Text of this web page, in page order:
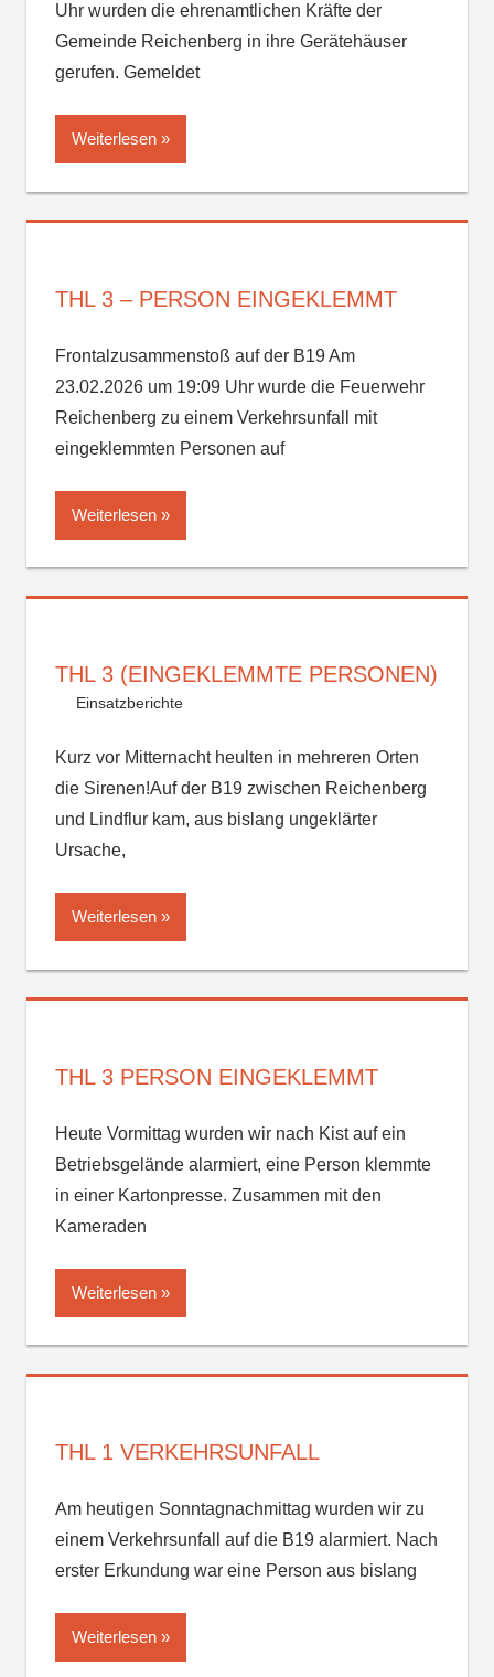
Uhr wurden die ehrenamtlichen Kräfte der
Gemeinde Reichenberg in ihre Gerätehäuser
gerufen. Gemeldet
Weiterlesen
THL 3 – PERSON EINGEKLEMMT
Frontalzusammenstoß auf der B19 Am
23.02.2026 um 19:09 Uhr wurde die Feuerwehr
Reichenberg zu einem Verkehrsunfall mit
eingeklemmten Personen auf
Weiterlesen
THL 3 (EINGEKLEMMTE PERSONEN)
Einsatzberichte
Kurz vor Mitternacht heulten in mehreren Orten
die Sirenen!Auf der B19 zwischen Reichenberg
und Lindflur kam, aus bislang ungeklärter
Ursache,
Weiterlesen
THL 3 PERSON EINGEKLEMMT
Heute Vormittag wurden wir nach Kist auf ein
Betriebsgelände alarmiert, eine Person klemmte
in einer Kartonpresse. Zusammen mit den
Kameraden
Weiterlesen
THL 1 VERKEHRSUNFALL
Am heutigen Sonntagnachmittag wurden wir zu
einem Verkehrsunfall auf die B19 alarmiert. Nach
erster Erkundung war eine Person aus bislang
Weiterlesen